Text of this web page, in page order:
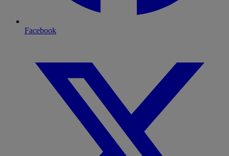
Facebook